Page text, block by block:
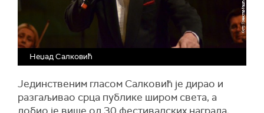
Неџад Салковић
Јединственим гласом Салковић је дирао и
разгаљивао срца публике широм света, а
добио је више од 30 фестивалских награда,